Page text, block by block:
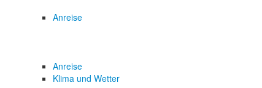
Anreise
Anreise
Klima und Wetter